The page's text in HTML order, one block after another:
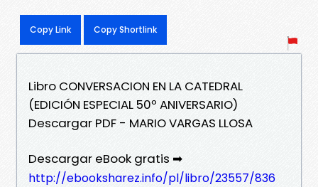
Copy Link Copy Shortlink
Libro CONVERSACION EN LA CATEDRAL
(EDICIÓN ESPECIAL 50º ANIVERSARIO)
Descargar PDF - MARIO VARGAS LLOSA
Descargar eBook gratis ➡
http://ebooksharez.info/pl/libro/23557/836